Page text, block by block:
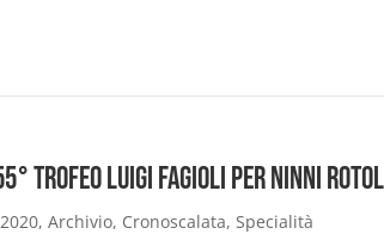
Trofeo Luigi Fagioli per Ninni
2020,Archivio, Cronoscalata,Specialità